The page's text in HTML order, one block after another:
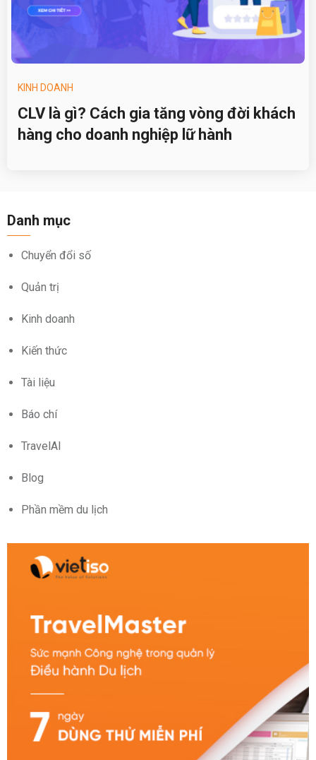
KINH DOANH
CLV là gì? Cách gia tăng vòng đời khách
hàng cho doanh nghiệp lữ hành
Danh mục
Chuyển đổi số
Quản trị
Kinh doanh
Kiến thức
Tài liệu
Báo chí
TravelAI
Blog
Phần mềm du lịch